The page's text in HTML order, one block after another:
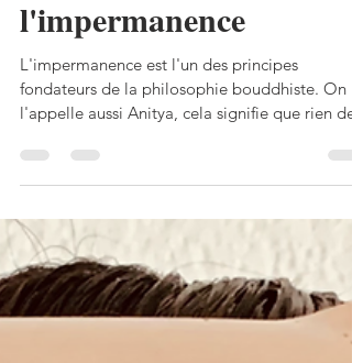
Pensée et partage sur
l'impermanence
L'impermanence est l'un des principes
l'appelle aussi Anitya, cela signifie que rien de
dure,...